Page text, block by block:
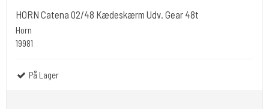
HORN Catena 02/48 Kædeskærm Udv. Gear 48t
Horn
19981
På Lager